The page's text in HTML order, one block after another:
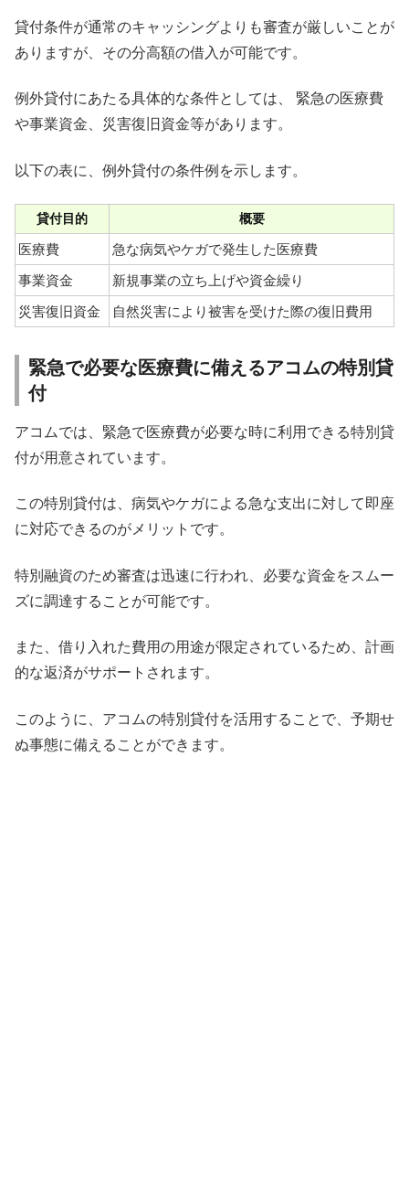
貸付条件が通常のキャッシングよりも審査が厳しいことが
ありますが、その分高額の借入が可能です。
例外貸付にあたる具体的な条件としては、 緊急の医療費
や事業資金、災害復旧資金等があります。
以下の表に、例外貸付の条件例を示します。
貸付目的 概要
医療費
急な病気やケガで発生した医療費
事業資金
新規事業の立ち上げや資金繰り
災害復旧資金
自然災害により被害を受けた際の復旧費用
緊急で必要な医療費に備えるアコムの特別貸
付
アコムでは、緊急で医療費が必要な時に利用できる特別貸
付が用意されています。
この特別貸付は、病気やケガによる急な支出に対して即座
に対応できるのがメリットです。
特別融資のため審査は迅速に行われ、必要な資金をスムー
ズに調達することが可能です。
また、借り入れた費用の用途が限定されているため、計画
的な返済がサポートされます。
このように、アコムの特別貸付を活用することで、予期せ
ぬ事態に備えることができます。